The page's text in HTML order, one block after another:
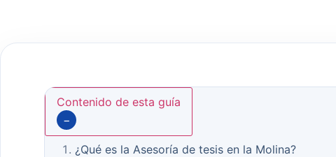
Contenido de esta guía
−
¿Qué es la Asesoría de tesis en la Molina?